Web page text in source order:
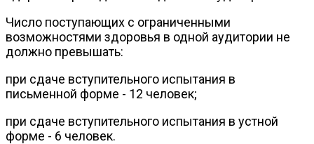
Число поступающих с ограниченными
возможностями здоровья в одной аудитории не
должно превышать:
при сдаче вступительного испытания в
письменной форме - 12 человек;
при сдаче вступительного испытания в устной
форме - 6 человек.